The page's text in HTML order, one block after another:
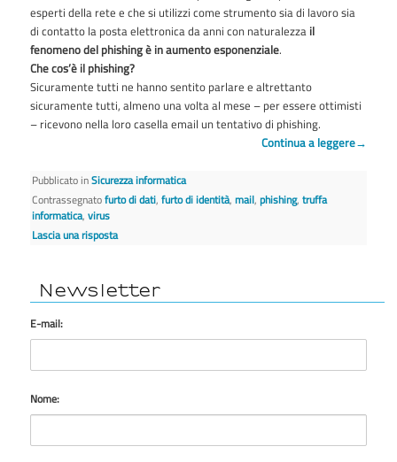
esperti della rete e che si utilizzi come strumento sia di lavoro sia
di contatto la posta elettronica da anni con naturalezzail
fenomeno del phishing è in aumento esponenziale.
Che cos’è il phishing?
Sicuramente tutti ne hanno sentito parlare e altrettanto
sicuramente tutti, almeno una volta al mese – per essere ottimisti
– ricevono nella loro casella email un tentativo di phishing.
Continua a leggere→
Pubblicato inSicurezza informatica
Contrassegnatofurto di dati,furto di identità,mail,phishing,truffa
informatica,virus
Lascia una risposta
Newsletter
E-mail:
Nome: